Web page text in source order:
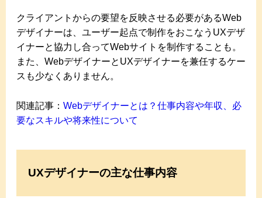
クライアントからの要望を反映させる必要があるWeb
デザイナーは、ユーザー起点で制作をおこなうUXデザ
イナーと協力し合ってWebサイトを制作することも。
また、WebデザイナーとUXデザイナーを兼任するケー
スも少なくありません。
関連記事： Webデザイナーとは？仕事内容や年収、必
要なスキルや将来性について
UXデザイナーの主な仕事内容